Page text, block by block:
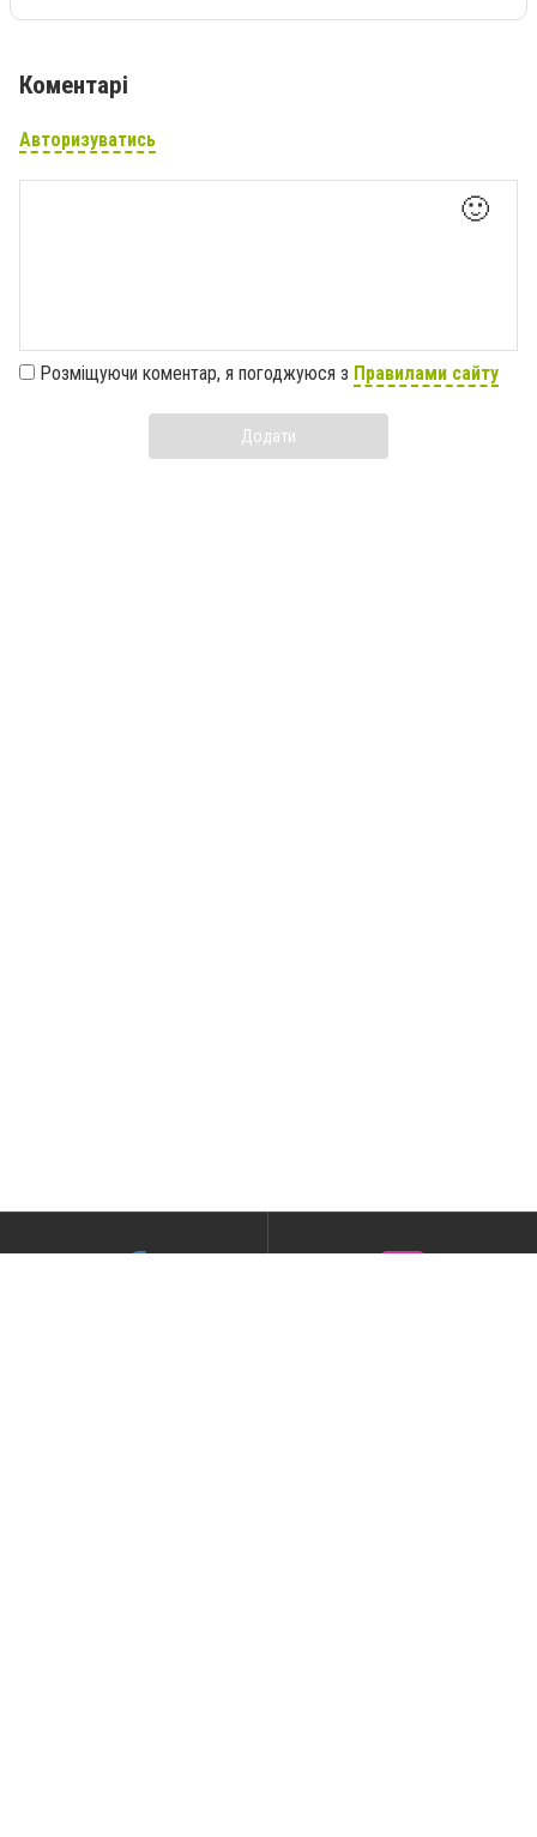
Коментарі
Авторизуватись
🙂
Розміщуючи коментар, я погоджуюся з Правилами сайту
Додати